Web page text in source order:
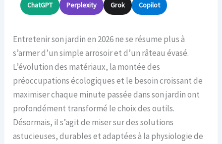
ChatGPT Perplexity Grok Copilot
Entretenir son jardin en 2026 ne se résume plus à
s’armer d’un simple arrosoir et d’un râteau évasé.
L’évolution des matériaux, la montée des
préoccupations écologiques et le besoin croissant de
maximiser chaque minute passée dans son jardin ont
profondément transformé le choix des outils.
Désormais, il s’agit de miser sur des solutions
astucieuses, durables et adaptées à la physiologie de